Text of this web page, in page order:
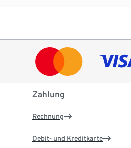
Zahlung
Rechnung
Debit- und Kreditkarte